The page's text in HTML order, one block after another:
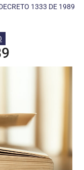
1333 DE 1989